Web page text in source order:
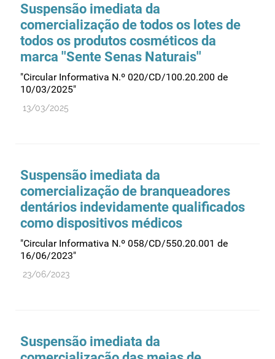
Suspensão imediata da
comercialização de todos os lotes de
todos os produtos cosméticos da
marca ''Sente Senas Naturais''
"Circular Informativa N.º 020/CD/100.20.200 de
10/03/2025"
13/03/2025
Suspensão imediata da
comercialização de branqueadores
dentários indevidamente qualificados
como dispositivos médicos
"Circular Informativa N.º 058/CD/550.20.001 de
16/06/2023"
23/06/2023
Suspensão imediata da